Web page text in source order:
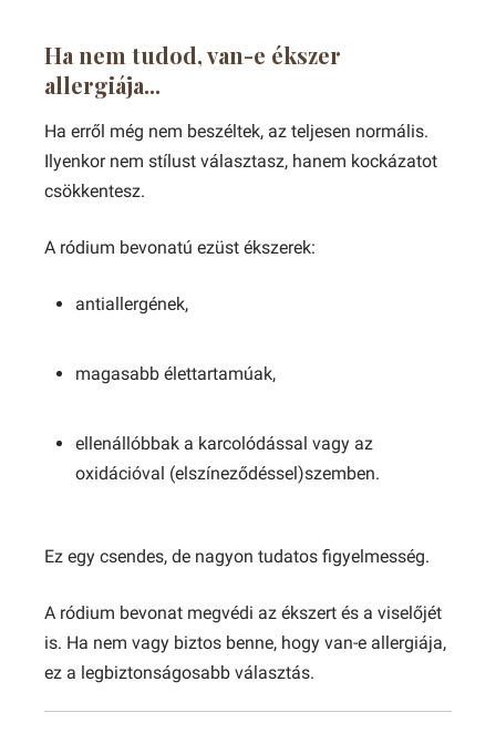
Ha nem tudod, van-e ékszer
allergiája...
Ha erről még nem beszéltek, az teljesen normális.
Ilyenkor nem stílust választasz, hanem kockázatot
csökkentesz.
A ródium bevonatú ezüst ékszerek:
antiallergének,
magasabb élettartamúak,
ellenállóbbak a karcolódással vagy az
oxidációval (elszíneződéssel)szemben.
Ez egy csendes, de nagyon tudatos figyelmesség.
A ródium bevonat megvédi az ékszert és a viselőjét
is. Ha nem vagy biztos benne, hogy van-e allergiája,
ez a legbiztonságosabb választás.